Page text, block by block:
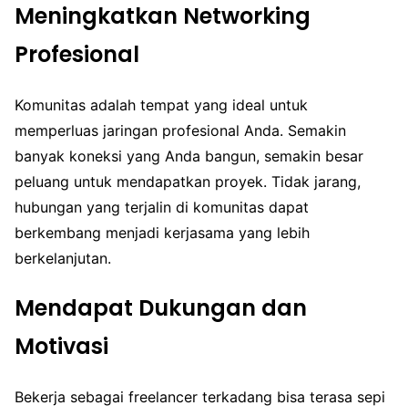
Meningkatkan Networking
Profesional
Komunitas adalah tempat yang ideal untuk
memperluas jaringan profesional Anda. Semakin
banyak koneksi yang Anda bangun, semakin besar
peluang untuk mendapatkan proyek. Tidak jarang,
hubungan yang terjalin di komunitas dapat
berkembang menjadi kerjasama yang lebih
berkelanjutan.
Mendapat Dukungan dan
Motivasi
Bekerja sebagai freelancer terkadang bisa terasa sepi